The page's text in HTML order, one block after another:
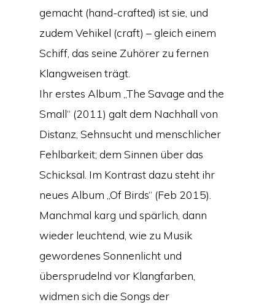
gemacht (hand-crafted) ist sie, und
zudem Vehikel (craft) – gleich einem
Schiff, das seine Zuhörer zu fernen
Klangweisen trägt.
Ihr erstes Album „The Savage and the
Small“ (2011) galt dem Nachhall von
Distanz, Sehnsucht und menschlicher
Fehlbarkeit; dem Sinnen über das
Schicksal. Im Kontrast dazu steht ihr
neues Album „Of Birds“ (Feb 2015).
Manchmal karg und spärlich, dann
wieder leuchtend, wie zu Musik
gewordenes Sonnenlicht und
übersprudelnd vor Klangfarben,
widmen sich die Songs der